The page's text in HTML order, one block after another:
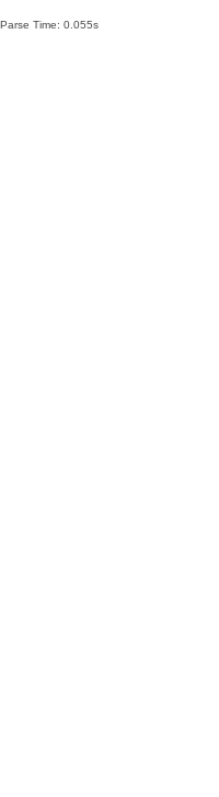
Parse Time: 0.055s